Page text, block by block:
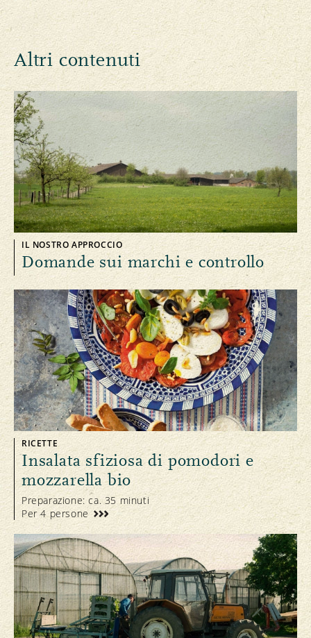
Altri contenuti
IL NOSTRO APPROCCIO
Domande sui marchi e controllo
RICETTE
Insalata sfiziosa di pomodori e
mozzarella bio
Preparazione: ca. 35 minuti
Per 4 persone